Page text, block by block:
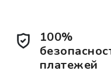
100%
платежей